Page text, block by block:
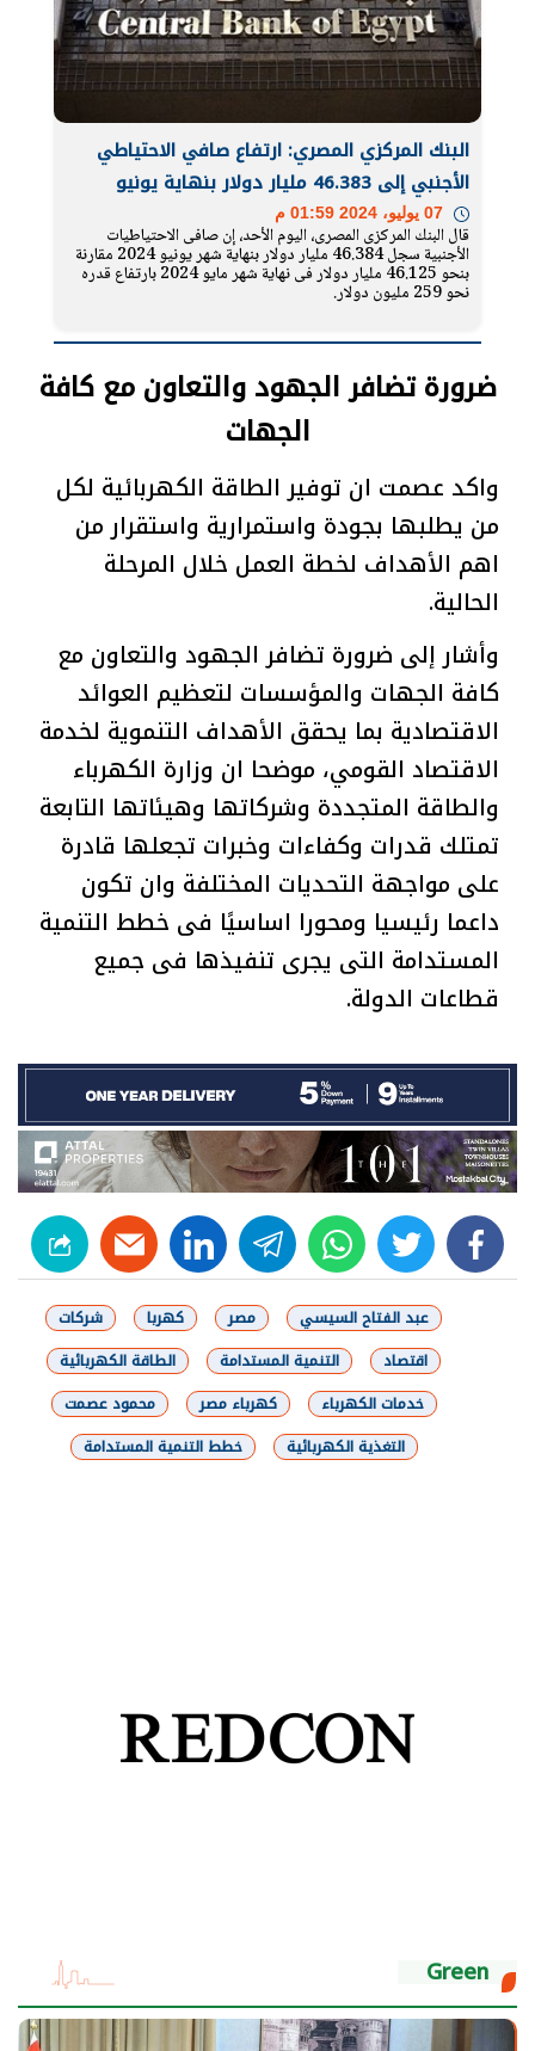
البنك المركزي المصري: ارتفاع صافي الاحتياطي
الأجنبي إلى 46.383 مليار دولار بنهاية يونيو
قال البنك المركزى المصرى، اليوم الأحد، إن صافى الاحتياطيات
الأجنبية سجل 46.384 مليار دولار بنهاية شهر يونيو 2024 مقارنة
بنحو 46.125 مليار دولار فى نهاية شهر مايو 2024 بارتفاع قدره
نحو 259 مليون دولار.
ضرورة تضافر الجهود والتعاون مع كافة
الجهات
واكد عصمت ان توفير الطاقة الكهربائية لكل
من يطلبها بجودة واستمرارية واستقرار من
اهم الأهداف لخطة العمل خلال المرحلة
الحالية.
وأشار إلى ضرورة تضافر الجهود والتعاون مع
كافة الجهات والمؤسسات لتعظيم العوائد
الاقتصادية بما يحقق الأهداف التنموية لخدمة
الاقتصاد القومي، موضحا ان وزارة الكهرباء
والطاقة المتجددة وشركاتها وهيئاتها التابعة
تمتلك قدرات وكفاءات وخبرات تجعلها قادرة
على مواجهة التحديات المختلفة وان تكون
داعما رئيسيا ومحورا اساسيًا فى خطط التنمية
المستدامة التى يجرى تنفيذها فى جميع
قطاعات الدولة.
facebook
twitter
whats
telegram
linkedin
عبد الفتاح السيسي مصر كهربا
شركات
اقتصاد
التنمية المستدامة
الطاقة الكهربائية
خدمات الكهرباء
كهرباء مصر
محمود عصمت
التغذية الكهربائية
خطط التنمية المستدامة
Green